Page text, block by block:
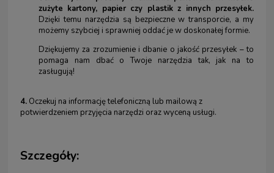
zużyte kartony, papier czy plastik z innych przesyłek.
Dzięki temu narzędzia są bezpieczne w transporcie, a my
możemy szybciej i sprawniej oddać je w doskonałej formie.
Dziękujemy za zrozumienie i dbanie o jakość przesyłek – to
pomaga nam dbać o Twoje narzędzia tak, jak na to
zasługują!
4. Oczekuj na informację telefoniczną lub mailową z
potwierdzeniem przyjęcia narzędzi oraz wyceną usługi.
Szczegóły: